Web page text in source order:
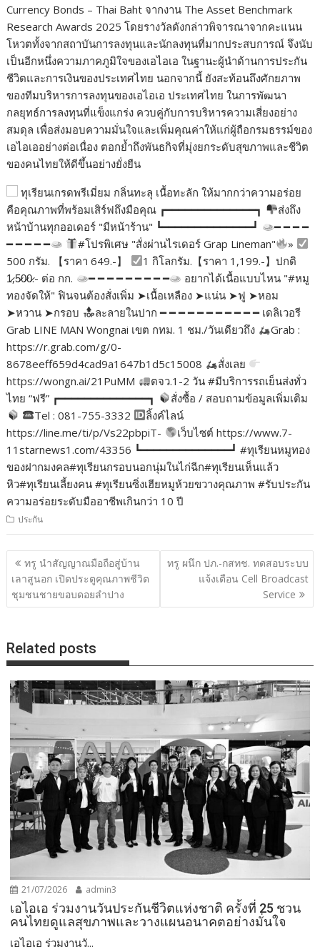
Currency Bonds – Thai Baht จากงาน The Asset Benchmark
Research Awards 2025 โดยรางวัลดังกล่าวพิจารณาจากคะแนน
โหวตทั้งจากสถาบันการลงทุนและนักลงทุนที่มากประสบการณ์ จึงนับ
เป็นอีกหนึ่งความภาคภูมิใจของเอไอเอ ในฐานะผู้นำด้านการประกัน
ชีวิตและการเงินของประเทศไทย นอกจากนี้ ยังสะท้อนถึงศักยภาพ
ของทีมบริหารการลงทุนของเอไอเอ ประเทศไทย ในการพัฒนา
กลยุทธ์การลงทุนที่แข็งแกร่ง ควบคู่กับการบริหารความเสี่ยงอย่าง
สมดุล เพื่อส่งมอบความมั่นใจและเพิ่มคุณค่าให้แก่ผู้ถือกรมธรรม์ของ
เอไอเออย่างต่อเนื่อง ตอกย้ำถึงพันธกิจที่มุ่งยกระดับสุขภาพและชีวิต
ของคนไทยให้ดีขึ้นอย่างยั่งยืน
ทุเรียนเกรดพรีเมี่ยม กลิ่นทะลุ เนื้อทะลัก ให้มากกว่าความอร่อย
คือคุณภาพที่พร้อมเสิร์ฟถึงมือคุณ ┏━━━━━━━━━━━━━━┓
ส่งถึง
หน้าบ้านทุกออเดอร์ "มีหน้าร้าน" ┗━━━━━━━━━━━━━━┛
━ ━ ━ ━
━ ━ ━ ━ ━
#โปรพิเศษ "สั่งผ่านไรเดอร์ Grap Lineman"
»
500 กรัม. 【ราคา 649.-】
1 กิโลกรัม.【ราคา 1,199.-】ปกติ
1̷,5̷0̷0̷.- ต่อ กก.
━ ━ ━ ━ ━ ━ ━ ━ ━
อยากได้เนื้อแบบไหน "#หมู
ทองจัดให้" ฟินจนต้องสั่งเพิ่ม ➤เนื้อเหลือง ➤แน่น ➤ฟู ➤หอม
➤หวาน ➤กรอบ
ละลายในปาก ━ ━ ━ ━ ━ ━ ━ ━ ━ ━ ━ เดลิเวอรี
Grab LINE MAN Wongnai เขต กทม. 1 ชม./วันเดียวถึง
Grab :
https://r.grab.com/g/0-
8678eeff659d4cad9a1647b1d5c15008
สั่งเลย
https://wongn.ai/21PuMM
ตจว.1-2 วัน #มีบริการรถเย็นส่งทั่ว
ไทย “ฟรี” ┏━━━━━━━━━━━━━━┓
สั่งซื้อ / สอบถามข้อมูลเพิ่มเติม
Tel : 081-755-3332
ลิ้งค์ไลน์
https://line.me/ti/p/Vs22pbpiT-
เว็บไซต์ https://www.7-
11starnews1.com/43356 ┗━━━━━━━━━━━━━━┛ #ทุเรียนหมูทอง
ของฝากมงคล#ทุเรียนกรอบนอกนุ่มในไก่ฉีก#ทุเรียนเห็นแล้ว
หิว#ทุเรียนเลี้ยงคน #ทุเรียนซิ่งเฮียหมูห้วยขวางคุณภาพ #รับประกัน
ความอร่อยระดับมืออาชีพเกินกว่า 10 ปี
ประกัน
แนะแนว
เรื่อง
ทรู นำสัญญาณมือถือสู่บ้าน
เลาสูนอก เปิดประตูคุณภาพชีวิต
ชุมชนชายขอบดอยลำปาง
ทรู ผนึก ปภ.-กสทช. ทดสอบระบบ
แจ้งเตือน Cell Broadcast
Service
Related posts
21/07/2026 admin3
เอไอเอ ร่วมงานวันประกันชีวิตแห่งชาติ ครั้งที่ 25 ชวน
คนไทยดูแลสุขภาพและวางแผนอนาคตอย่างมั่นใจ
เอไอเอ ร่วมงานวั...